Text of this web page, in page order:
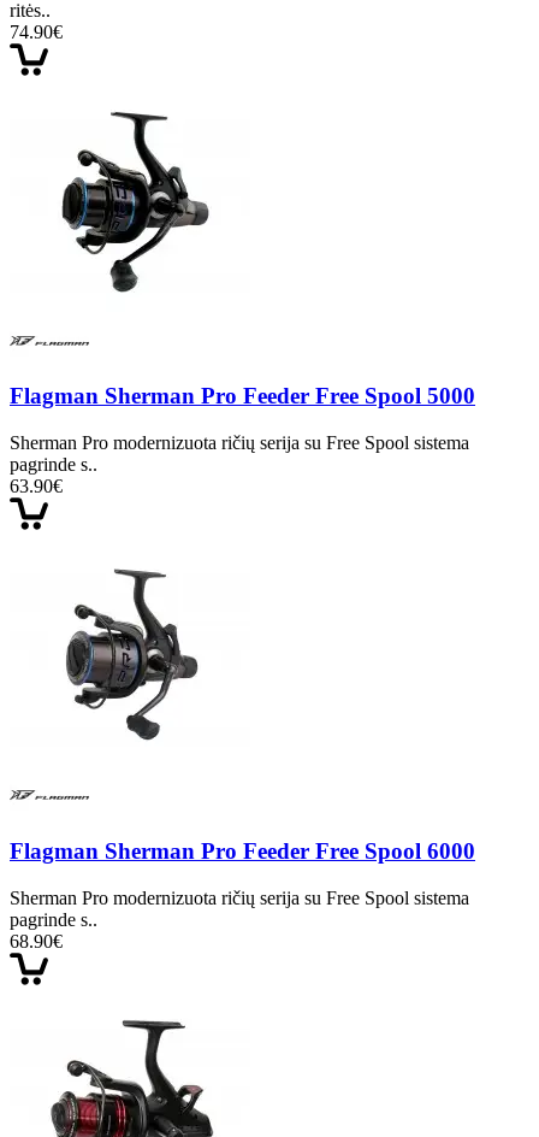
ritės..
74.90€
Flagman Sherman Pro Feeder Free Spool 5000
Sherman Pro modernizuota ričių serija su Free Spool sistema
pagrinde s..
63.90€
Flagman Sherman Pro Feeder Free Spool 6000
Sherman Pro modernizuota ričių serija su Free Spool sistema
pagrinde s..
68.90€